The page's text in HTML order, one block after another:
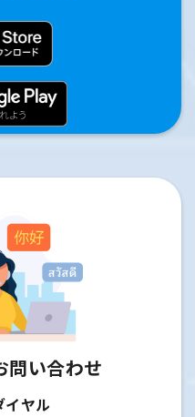
問い合わせ
イヤル